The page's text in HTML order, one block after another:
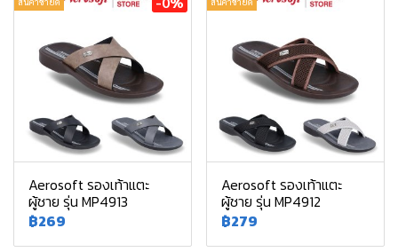
Aerosoft รองเท้าแตะ
ผู้ชาย รุ่น MP4913
฿269
Aerosoft รองเท้าแตะ
ผู้ชาย รุ่น MP4912
฿279